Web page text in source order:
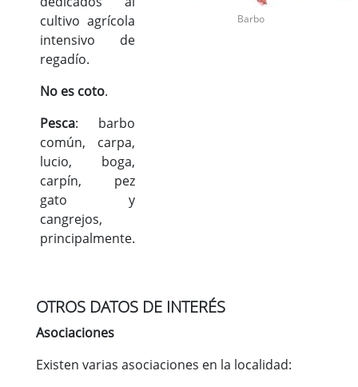
cultivo agrícola
intensivo de
regadío.
No es coto.
Pesca: barbo
común, carpa,
lucio, boga,
carpín, pez
gato y
cangrejos,
principalmente.
Barbo
OTROS DATOS DE INTERÉS
Asociaciones
Existen varias asociaciones en la localidad: